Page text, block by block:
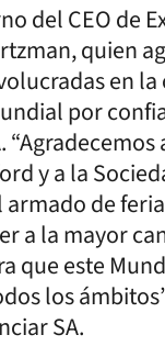
del CEO de
quien
en
por
“Agradecemos
y a la
de
a la mayor
que este
los
SA.